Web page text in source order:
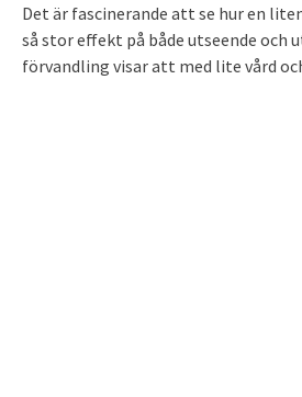
Det är fascinerande att se hur en
så stor effekt på både utseende och
förvandling visar att med lite vård